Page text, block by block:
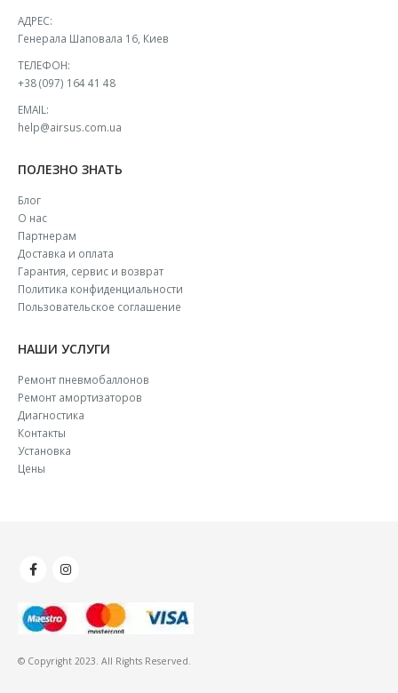
АДРЕС:
Генерала Шаповала 16, Киев
ТЕЛЕФОН:
+38 (097) 164 41 48
EMAIL:
help@airsus.com.ua
ПОЛЕЗНО ЗНАТЬ
Блог
О нас
Партнерам
Доставка и оплата
Гарантия, сервис и возврат
Политика конфиденциальности
Пользовательское соглашение
НАШИ УСЛУГИ
Ремонт пневмобаллонов
Ремонт амортизаторов
Диагностика
Контакты
Установка
Цены
© Copyright 2023. All Rights Reserved.